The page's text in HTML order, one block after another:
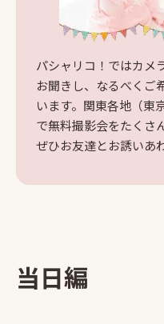
パシャリコ！ではカメ
お聞きし、なるべくご
います。関東各地（東
で無料撮影会をたくさ
ぜひお友達とお誘いあ
当日編